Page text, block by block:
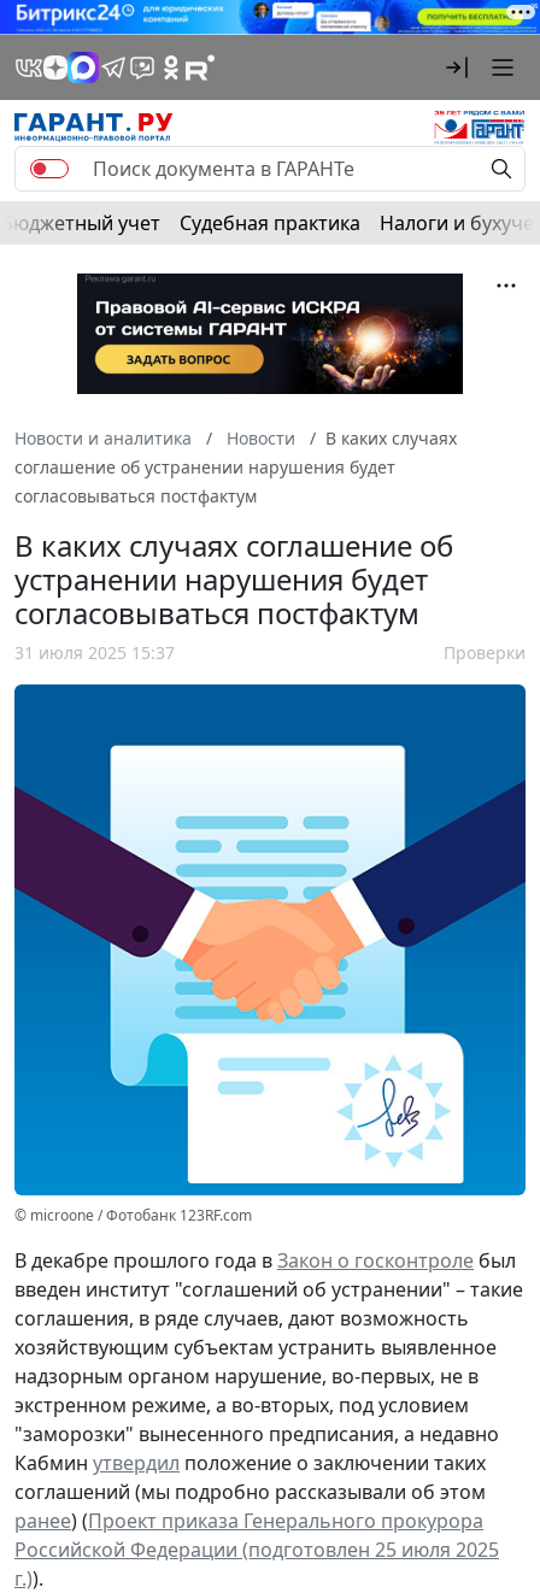
Бюджетный учет Судебная практика Налоги и
Новости и аналитика Новости
В каких случаях
соглашение об устранении нарушения будет
согласовываться постфактум
В каких случаях соглашение об
устранении нарушения будет
согласовываться постфактум
31 июля 2025 15:37 Проверки
© microone / Фотобанк 123RF.com
В декабре прошлого года вЗакон о госконтроле был
введен институт "соглашений об устранении" – такие
соглашения, в ряде случаев, дают возможность
хозяйствующим субъектам устранить выявленное
надзорным органом нарушение, во-первых, не в
экстренном режиме, а во-вторых, под условием
"заморозки" вынесенного предписания, а недавно
Кабмин утвердил положение о заключении таких
соглашений (мы подробно рассказывали об этом
ранее) (Проект приказа Генерального прокурора
Российской Федерации (подготовлен 25 июля 2025
г.)).